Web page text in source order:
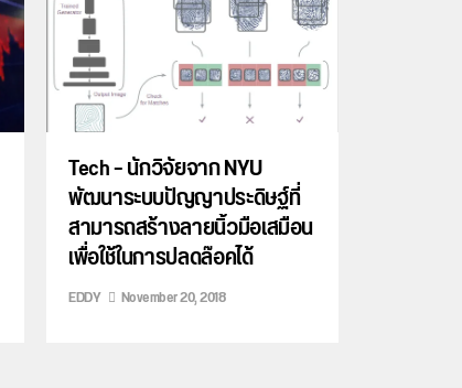
Tech – นักวิจัยจาก NYU
พัฒนาระบบปัญญาประดิษฐ์ที่
สามารถสร้างลายนิ้วมือเสมือน
เพื่อใช้ในการปลดล๊อคได้
EDDY November 20, 2018